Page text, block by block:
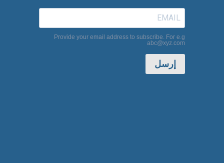
Provide your email address to subscribe. For e.g
abc@xyz.com
إرسل